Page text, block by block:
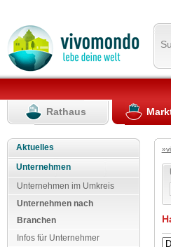
Rathaus
Aktuelles
Unternehmen
Unternehmen im Umkreis
Unternehmen nach
Branchen
Infos für Unternehmer